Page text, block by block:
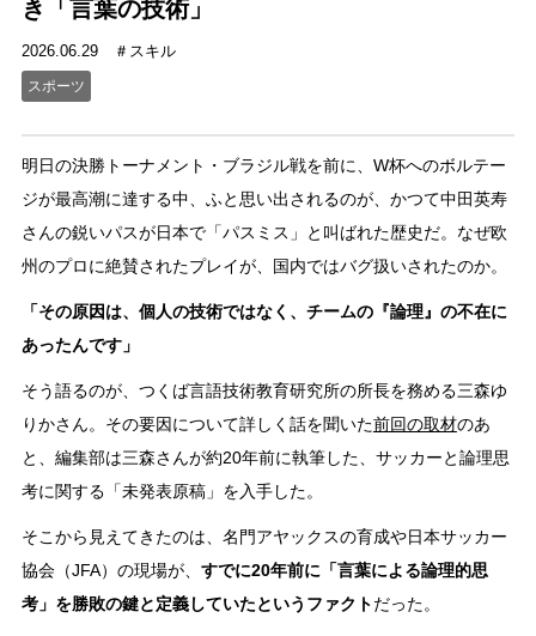
き「言葉の技術」
2026.06.29 スキル
スポーツ
明日の決勝トーナメント・ブラジル戦を前に、W杯へのボルテー
ジが最高潮に達する中、ふと思い出されるのが、かつて中田英寿
さんの鋭いパスが日本で「パスミス」と叫ばれた歴史だ。なぜ欧
州のプロに絶賛されたプレイが、国内ではバグ扱いされたのか。
「その原因は、個人の技術ではなく、チームの『論理』の不在に
あったんです」
そう語るのが、つくば言語技術教育研究所の所長を務める三森ゆ
りかさん。その要因について詳しく話を聞いた前回の取材のあ
と、編集部は三森さんが約20年前に執筆した、サッカーと論理思
考に関する「未発表原稿」を入手した。
そこから見えてきたのは、名門アヤックスの育成や日本サッカー
協会（JFA）の現場が、 すでに20年前に「言葉による論理的思
考」を勝敗の鍵と定義していたというファクトだった。